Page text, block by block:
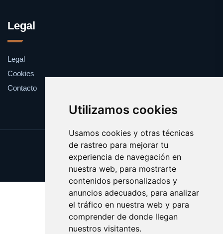
Utilizamos cookies
Usamos cookies y otras técnicas
de rastreo para mejorar tu
experiencia de navegación en
nuestra web, para mostrarte
contenidos personalizados y
anuncios adecuados, para analizar
el tráfico en nuestra web y para
comprender de donde llegan
nuestros visitantes.
Legal
Legal
Cookies
Contacto
Update cookies preferences
Copyright © 2025 catalanes.org